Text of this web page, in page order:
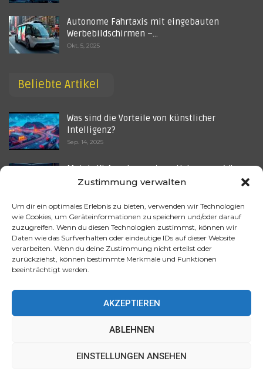
Zustimmung verwalten
Um dir ein optimales Erlebnis zu bieten, verwenden wir Technologien
wie Cookies, um Geräteinformationen zu speichern und/oder darauf
zuzugreifen. Wenn du diesen Technologien zustimmst, können wir
Daten wie das Surfverhalten oder eindeutige IDs auf dieser Website
verarbeiten. Wenn du deine Zustimmung nicht erteilst oder
zurückziehst, können bestimmte Merkmale und Funktionen
beeinträchtigt werden.
AKZEPTIEREN
ABLEHNEN
EINSTELLUNGEN ANSEHEN
Autonome Fahrtaxis mit eingebauten
Werbebildschirmen –…
Okt. 5, 2025
Beliebte Artikel
Was sind die Vorteile von künstlicher
Intelligenz?
Sep. 14, 2025
Meta’s KI-Anzeigenautomatisierung – Wie
Bots die…
E-Scooter-Flotten mit KI-Anzeigenverfolgung
– Warum jede…
Okt. 5, 2025
Ist die Zukunft der Haussicherheit?
© 2026 - JTG Werbeverlag GmbH
verbessern. Wir gehen davon aus, dass Sie damit